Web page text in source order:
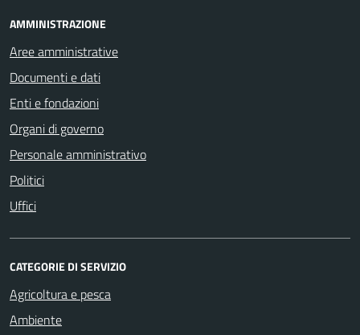
AMMINISTRAZIONE
Aree amministrative
Documenti e dati
Enti e fondazioni
Organi di governo
Personale amministrativo
Politici
Uffici
CATEGORIE DI SERVIZIO
Agricoltura e pesca
Ambiente